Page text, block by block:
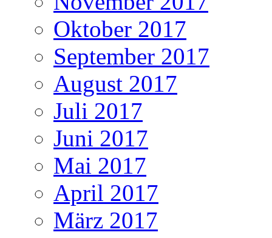
Oktober 2017
September 2017
August 2017
Juli 2017
Juni 2017
Mai 2017
April 2017
März 2017